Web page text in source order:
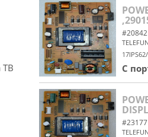
ТВ
#20842
С
#23177